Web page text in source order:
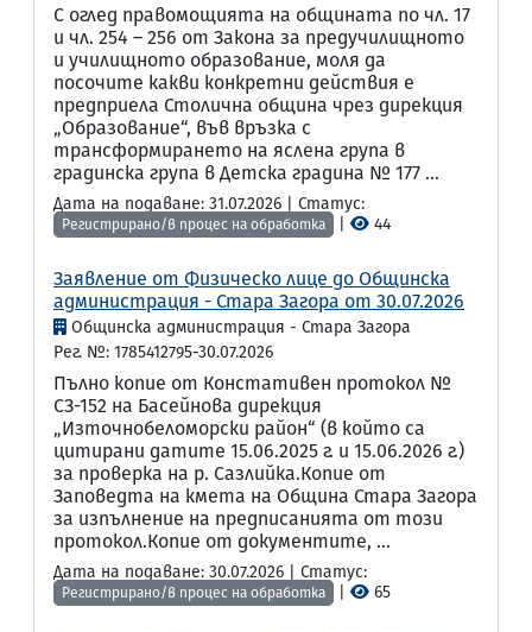
С оглед правомощията на общината по чл. 17
и чл. 254 – 256 от Закона за предучилищното
и училищното образование, моля да
посочите какви конкретни действия е
предприела Столична община чрез дирекция
„Образование“, във връзка с
трансформирането на яслена група в
градинска група в Детска градина № 177 ...
Дата на подаване: 31.07.2026 | Статус:
Регистрирано/в процес на обработка 44
Заявление от Физическо лице до Общинска
администрация - Стара Загора от 30.07.2026
Общинска администрация - Стара Загора
Рег. №: 1785412795-30.07.2026
Пълно копие от Констативен протокол №
СЗ-152 на Басейнова дирекция
„Източнобеломорски район“ (в който са
цитирани датите 15.06.2025 г. и 15.06.2026 г.)
за проверка на р. Сазлийка.Копие от
Заповедта на кмета на Община Стара Загора
за изпълнение на предписанията от този
протокол.Копие от документите, ...
Дата на подаване: 30.07.2026 | Статус:
Регистрирано/в процес на обработка 65